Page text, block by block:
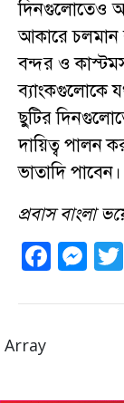
দিনগুলোতেও
আকারে চলমান
বন্দর ও
ব্যাংকগুলোকে
ছুটির
দায়িত্ব পালন
ভাতাদি পাবেন।
প্রবাস বাংলা
F
c
M
ss
Array